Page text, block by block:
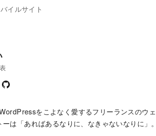
イルサイト
をこよなく愛するフリーランスのウ
は「あればあるなりに、なきゃないなりに」。